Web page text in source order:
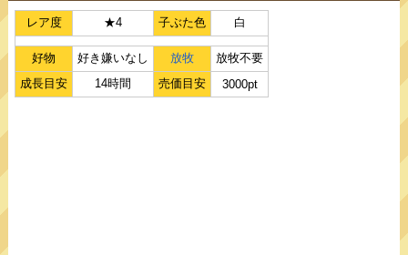
レア度 ★4 子ぶた色 白
好物 好き嫌いなし 放牧
放牧不要
成長目安
14時間 売価目安 3000pt